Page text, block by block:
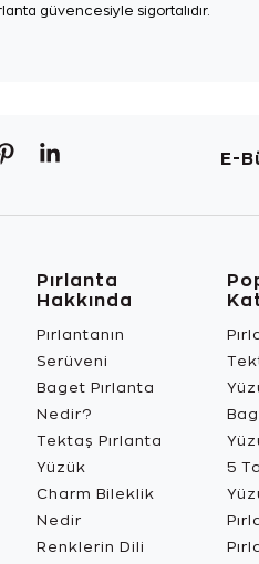
güvencesiyle sigortalıdır.
E-
Pırlanta
Hakkında
Pırlantanın
Serüveni
Baget Pırlanta
Nedir?
Tektaş Pırlanta
Yüzük
Charm Bileklik
Nedir
Renklerin Dili
5